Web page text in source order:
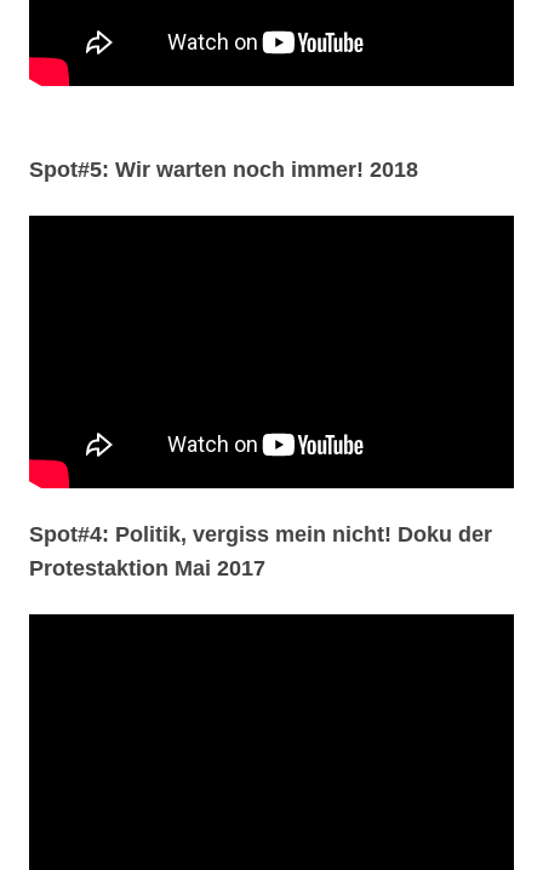
Spot#5: Wir warten noch immer! 2018
Spot#4: Politik, vergiss mein nicht! Doku der
Protestaktion Mai 2017